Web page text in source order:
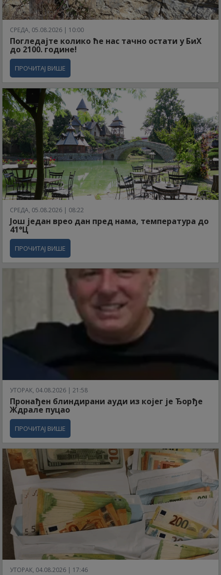
СРЕДА, 05.08.2026 | 10:00
Погледајте колико ће нас тачно остати у БиХ
до 2100. године!
ПРОЧИТАЈ ВИШЕ
СРЕДА, 05.08.2026 | 08:22
Још један врео дан пред нама, температура до
41°Ц
ПРОЧИТАЈ ВИШЕ
УТОРАК, 04.08.2026 | 21:58
Пронађен блиндирани ауди из којег је Ђорђе
Ждрале пуцао
ПРОЧИТАЈ ВИШЕ
УТОРАК, 04.08.2026 | 17:46